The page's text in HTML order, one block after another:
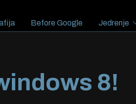
Before Google Jedrenje
8!